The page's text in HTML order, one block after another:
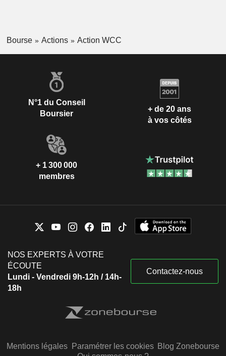
Bourse Actions Action WCC
N°1 du Conseil
Boursier
+ de 20 ans
à vos côtés
+ 1 300 000
membres
NOS EXPERTS À VOTRE
ÉCOUTE
Lundi - Vendredi 9h-12h / 14h-
18h
Contactez-nous
Mentions légales Paramétrer les cookies Blog Zonebourse